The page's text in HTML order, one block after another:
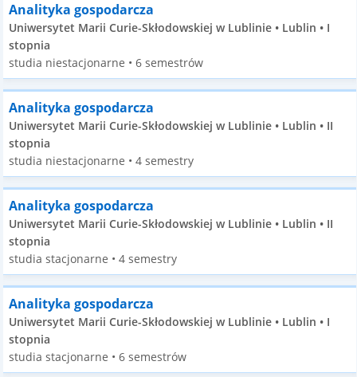
Analityka gospodarcza
Uniwersytet Marii Curie-Skłodowskiej w Lublinie • Lublin • I
stopnia
studia niestacjonarne • 6 semestrów
Analityka gospodarcza
Uniwersytet Marii Curie-Skłodowskiej w Lublinie • Lublin • II
stopnia
studia niestacjonarne • 4 semestry
Analityka gospodarcza
Uniwersytet Marii Curie-Skłodowskiej w Lublinie • Lublin • II
stopnia
studia stacjonarne • 4 semestry
Analityka gospodarcza
Uniwersytet Marii Curie-Skłodowskiej w Lublinie • Lublin • I
stopnia
studia stacjonarne • 6 semestrów